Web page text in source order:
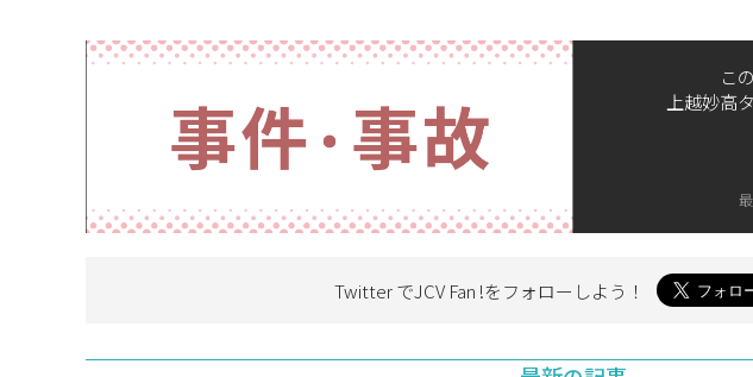
こ
上越妙高
Twitter でJCV Fan !をフォローしよう！